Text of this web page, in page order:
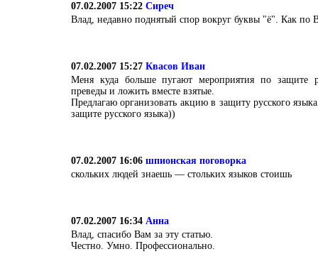
07.02.2007 15:22 Сиреч
Влад, недавно поднятый спор вокруг буквы "ё". Как по
07.02.2007 15:27 Квасов Иван
Меня куда больше пугают мероприятия по защите
преведы и ложить вместе взятые.
Предлагаю организовать акцию в защиту русского
защите русского языка))
07.02.2007 16:06 шпионская поговорка
скольких людей знаешь — стольких языков стоишь
07.02.2007 16:34 Анна
Влад, спасибо Вам за эту статью.
Честно. Умно. Профессионально.